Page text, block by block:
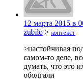
12 марта 2015 в
zubilo > контекст
>настойчивая
самом-то деле,
думать, что
оболгали